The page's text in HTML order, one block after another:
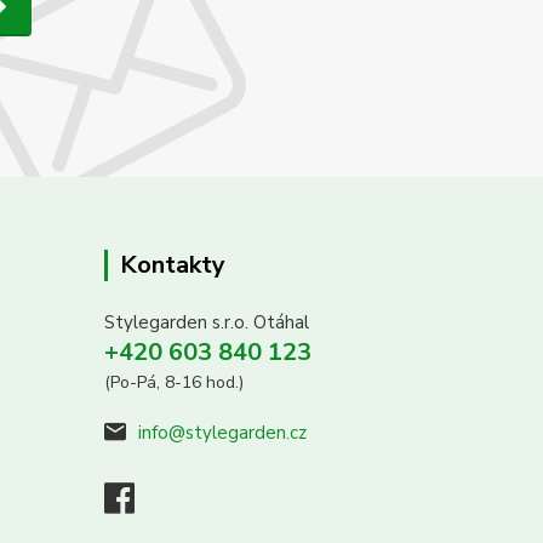
Kontakty
Stylegarden s.r.o. Otáhal
+420 603 840 123
(Po-Pá, 8-16 hod.)
info@stylegarden.cz